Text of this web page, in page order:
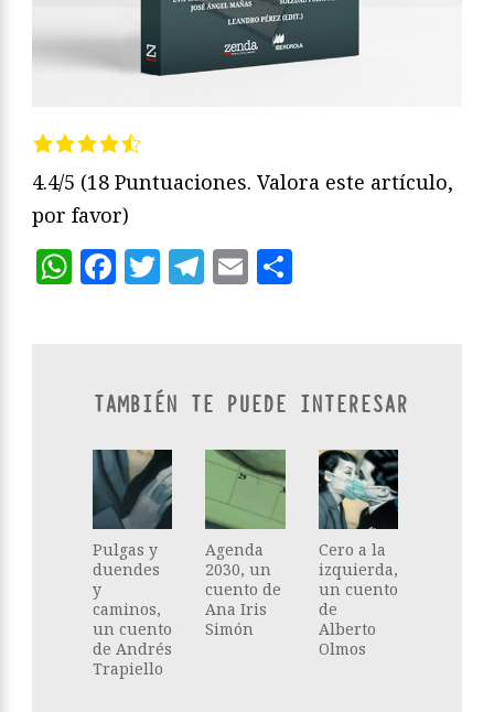
4.4/5 (18 Puntuaciones. Valora este artículo,
por favor)
WhatsApp
Facebook
Twitter
Telegram
Email
TAMBIÉN TE PUEDE INTERESAR
Pulgas y
duendes
y
caminos,
un cuento
de Andrés
Trapiello
Agenda
2030, un
cuento de
Ana Iris
Simón
Cero a la
izquierda,
un cuento
de
Alberto
Olmos